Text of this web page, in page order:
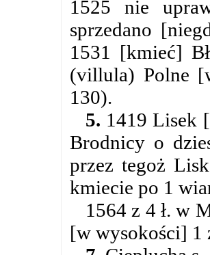
1525 nie
sprzedano
1531 [kmieć]
(villula) Polne
130).
5. 1419 Lisek
Brodnicy o
przez tegoż
kmiecie po 1
1564 z 4 ł. w
[w wysokości] 1